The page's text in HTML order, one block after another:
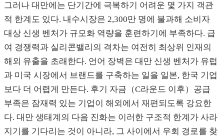
그러나 대만에는 단기간에 극복하기 어려운 몇 가지 객관
적 한계도 있다. 내수시장은 2,300만 명에 불과해 소비자
대상 신생 벤처가 규모화 역량을 훈련하기에 부족하다. 급
여 경쟁력과 실리콘밸리의 격차는 여전히 최상위 인재의
해외 유출을 초래한다. 언어 장벽은 대만 신생 벤처가 유럽
과 미국 시장에서 브랜드를 구축하는 일을 일본, 한국 기업
보다 더 어렵게 만든다. 후기 자금（C라운드 이후）공급
부족은 잠재력 있는 기업이 해외에서 재편되도록 강요한
다. 대만 생태계의 다음 진화는 이러한 구조적 한계가 사라
지기를 기다리는 것이 아니라, 그 사이에서 우회 경로를 찾